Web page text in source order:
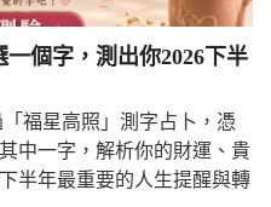
一個字，測出你2026下半
福星高照」測字占卜，憑
中一字，解析你的財運、貴
半年最重要的人生提醒與轉